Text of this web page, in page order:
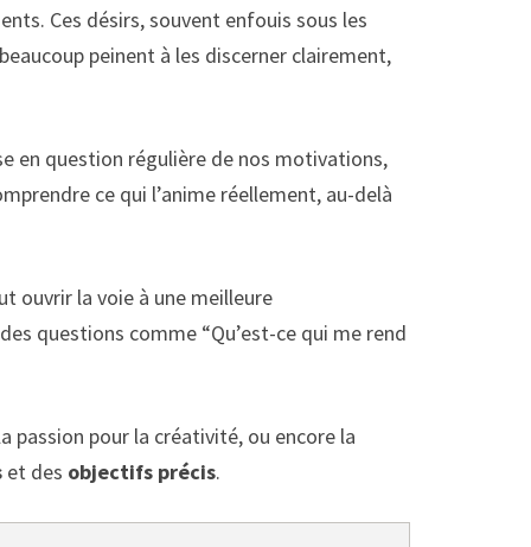
Ces désirs, souvent enfouis sous les
peinent à les discerner clairement,
en question régulière de nos motivations,
ce qui l’anime réellement, au-delà
ouvrir la voie à une meilleure
questions comme “Qu’est-ce qui me rend
passion pour la créativité, ou encore la
et des objectifs précis.